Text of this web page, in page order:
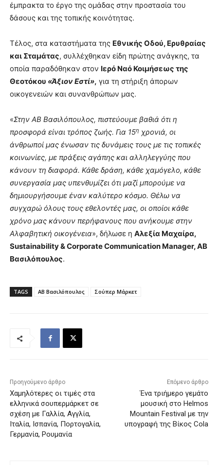
έμπρακτα το έργο της ομάδας στην προστασία του
δάσους και της τοπικής κοινότητας.
Τέλος, στα καταστήματα της Εθνικής Οδού, Ερυθραίας
και Σταμάτας, συλλέχθηκαν είδη πρώτης ανάγκης, τα
οποία παραδόθηκαν στον Ιερό Ναό Κοιμήσεως της
Θεοτόκου «Άξιον Εστί», για τη στήριξη άπορων
οικογενειών και συνανθρώπων μας.
«Στην ΑΒ Βασιλόπουλος, πιστεύουμε βαθιά ότι η
προσφορά είναι τρόπος ζωής. Για 15η χρονιά, οι
άνθρωποί μας ένωσαν τις δυνάμεις τους με τις τοπικές
κοινωνίες, με πράξεις αγάπης και αλληλεγγύης που
κάνουν τη διαφορά. Κάθε δράση, κάθε χαμόγελο, κάθε
συνεργασία μας υπενθυμίζει ότι μαζί μπορούμε να
δημιουργήσουμε έναν καλύτερο κόσμο. Θέλω να
συγχαρώ όλους τους εθελοντές μας, οι οποίοι κάθε
χρόνο μας κάνουν περήφανους που ανήκουμε στην
Αλφαβητική οικογένεια», δήλωσε η Αλεξία Μαχαίρα,
Sustainability&CorporateCommunication Manager, ΑΒ
Βασιλόπουλος.
TAGS ΑΒ Βασιλόπουλος Σούπερ Μάρκετ
Προηγούμενο άρθρο
Χαμηλότερες οι τιμές στα
ελληνικά σουπερμάρκετ σε
σχέση με Γαλλία, Αγγλία,
Ιταλία, Ισπανία, Πορτογαλία,
Γερμανία, Ρουμανία
Επόμενο άρθρο
Ένα τριήμερο γεμάτο
μουσική στο Helmos
Mountain Festival με την
υπογραφή της Βίκος Cola